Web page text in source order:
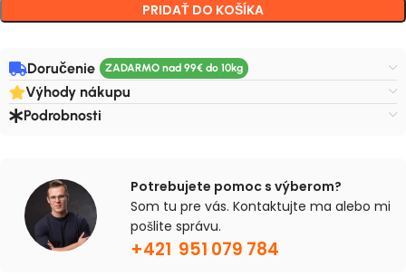
PRIDAŤ DO KOŠÍKA
Doručenie
Výhody nákupu
Podrobnosti
Potrebujete pomoc s výberom?
Som tu pre vás. Kontaktujte ma alebo mi
pošlite správu.
+421 951 079 784